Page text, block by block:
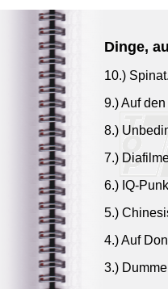
Dinge,
10.)
9.) Auf
8.)
7.)
6.) IQ-
5.)
4.) Auf
3.)